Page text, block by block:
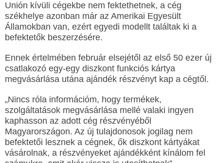
Unión kívüli cégekbe nem fektethetnek, a cég
székhelye azonban már az Amerikai Egyesült
Államokban van, ezért egyedi modellt találtak ki a
befektetők beszerzésére.
Ennek értelmében február elsejétől az első 50 ezer új
csatlakozó egy-egy diszkont funkciós kártya
megvásárlása utána ajándék részvényt kap a cégtől.
„Nincs róla információm, hogy termékek,
szolgáltatások megvásárlása mellé valaki ingyen
kaphasson az adott cég részvényéből
Magyarországon. Az új tulajdonosok jogilag nem
befektetői lesznek a cégnek, ők diszkont kártyákat
vásárolnak, a részvényeket ajándékként kínálom fel